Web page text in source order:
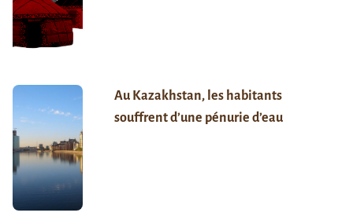
Au Kazakhstan, les habitants
souffrent d’une pénurie d’eau